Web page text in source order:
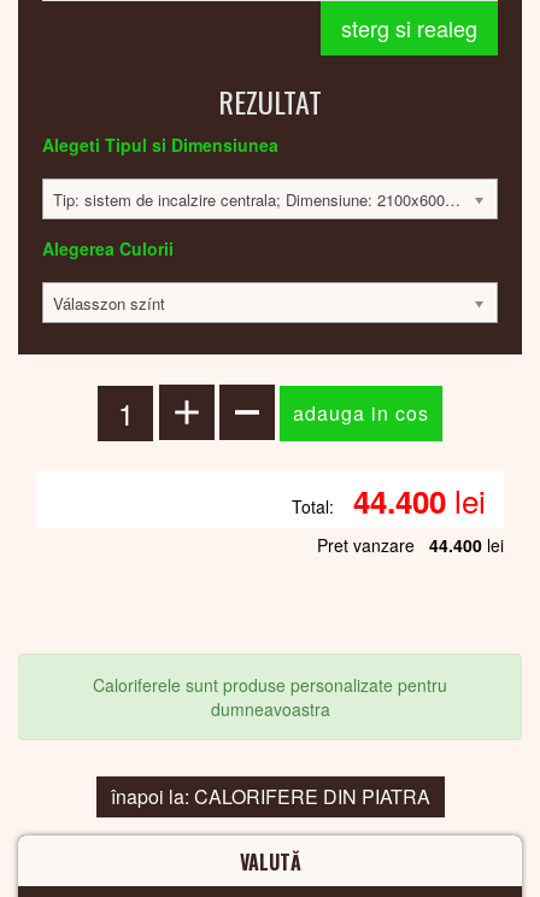
sterg si realeg
REZULTAT
Alegeti Tipul si Dimensiunea
Tip: sistem de incalzire centrala; Dimensiune: 2100x600x30mm; 1112 Watt; 44256 lei
Alegerea Culorii
Válasszon színt
Total: 44.400 lei
Pret vanzare 44.400 lei
Caloriferele sunt produse personalizate pentru
dumneavoastra
înapoi la: CALORIFERE DIN PIATRA
VALUTĂ